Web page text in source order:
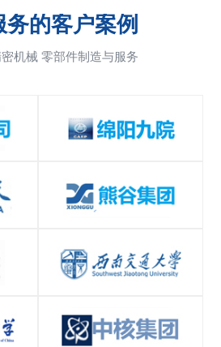
务的客户案例
机械 零部件制造与服务